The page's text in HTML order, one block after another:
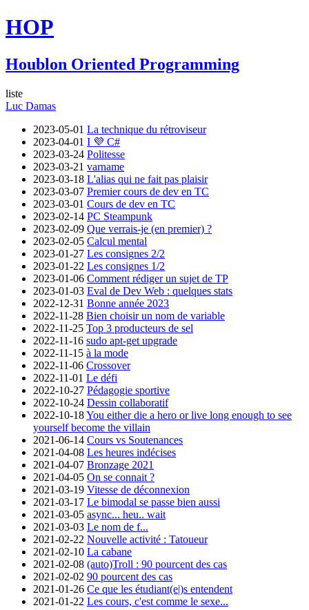
HOP
Houblon Oriented Programming
liste
Luc Damas
2023-05-01 La technique du rétroviseur
2023-04-01 I 💜 C#
2023-03-24 Politesse
2023-03-21 varname
2023-03-18 L'alias qui ne fait pas plaisir
2023-03-07 Premier cours de dev en TC
2023-03-01 Cours de dev en TC
2023-02-14 PC Steampunk
2023-02-09 Que verrais-je (en premier) ?
2023-02-05 Calcul mental
2023-01-27 Les consignes 2/2
2023-01-22 Les consignes 1/2
2023-01-06 Comment rédiger un sujet de TP
2023-01-03 Eval de Dev Web : quelques stats
2022-12-31 Bonne année 2023
2022-11-28 Bien choisir un nom de variable
2022-11-25 Top 3 producteurs de sel
2022-11-16 sudo apt-get upgrade
2022-11-15 à la mode
2022-11-06 Crossover
2022-11-01 Le défi
2022-10-27 Pédagogie sportive
2022-10-24 Dessin collaboratif
2022-10-18You either die a hero or live long enough to see
yourself become the villain
2021-06-14 Cours vs Soutenances
2021-04-08 Les heures indécises
2021-04-07 Bronzage 2021
2021-04-05 On se connait ?
2021-03-19 Vitesse de déconnexion
2021-03-17 Le bimodal se passe bien aussi
2021-03-05 async... heu.. wait
2021-03-03 Le nom de f...
2021-02-22 Nouvelle activité : Tatoueur
2021-02-10 La cabane
2021-02-08 (auto)Troll : 90 pourcent des cas
2021-02-02 90 pourcent des cas
2021-01-26 Ce que les étudiant(e|)s entendent
2021-01-22 Les cours, c'est comme le sexe...